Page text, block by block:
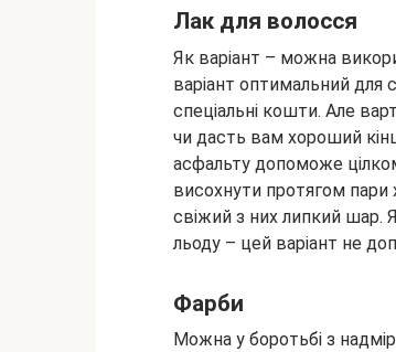
Лак для волосся
Як варіант – можна
варіант оптимальний для
спеціальні кошти. Але
чи дасть вам хороший
асфальту допоможе
висохнути протягом пари
свіжий з них липкий шар.
льоду – цей варіант не
Фарби
Можна у боротьбі з